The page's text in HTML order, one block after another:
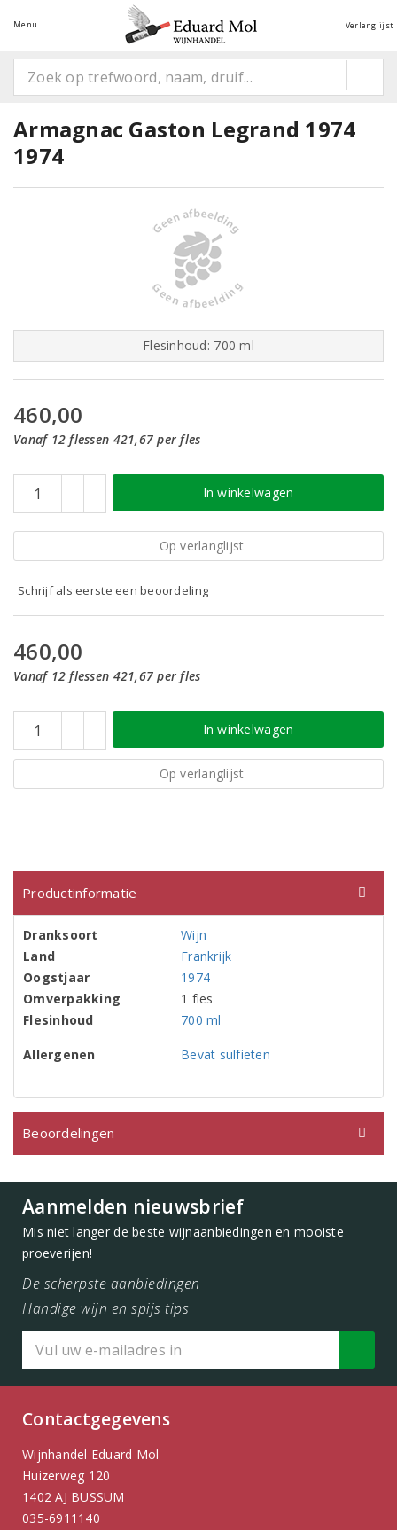
Menu Verlanglijst
Armagnac Gaston Legrand 1974
1974
Flesinhoud: 700 ml
460,00
Vanaf 12 flessen 421,67 per fles
In winkelwagen
Op verlanglijst
Schrijf als eerste een beoordeling
460,00
Vanaf 12 flessen 421,67 per fles
In winkelwagen
Op verlanglijst
Productinformatie
Dranksoort
Wijn
Land
Frankrijk
Oogstjaar
1974
Omverpakking
1 fles
Flesinhoud
700 ml
Allergenen Bevat sulfieten
Beoordelingen
Aanmelden nieuwsbrief
Mis niet langer de beste wijnaanbiedingen en mooiste
proeverijen!
De scherpste aanbiedingen
Handige wijn en spijs tips
Contactgegevens
Wijnhandel Eduard Mol
Huizerweg 120
1402 AJ BUSSUM
035-6911140